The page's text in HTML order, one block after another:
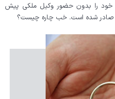
خود را بدون حضور وکیل ملکی پیش
صادر شده است. خب چاره چیست؟